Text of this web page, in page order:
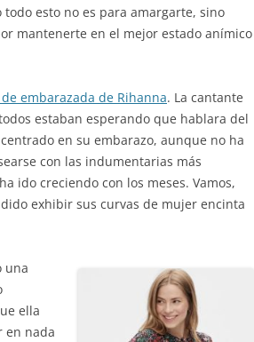
todo esto no es para amargarte, sino
mantenerte en el mejor estado anímico
embarazada de Rihanna. La cantante
estaban esperando que hablara del
en su embarazo, aunque no ha
con las indumentarias más
ido creciendo con los meses. Vamos,
exhibir sus curvas de mujer encinta
una
ella
en nada